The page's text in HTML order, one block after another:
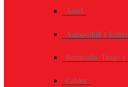
Autel
Autoprofull y
Barracuda, Tango y
Cables